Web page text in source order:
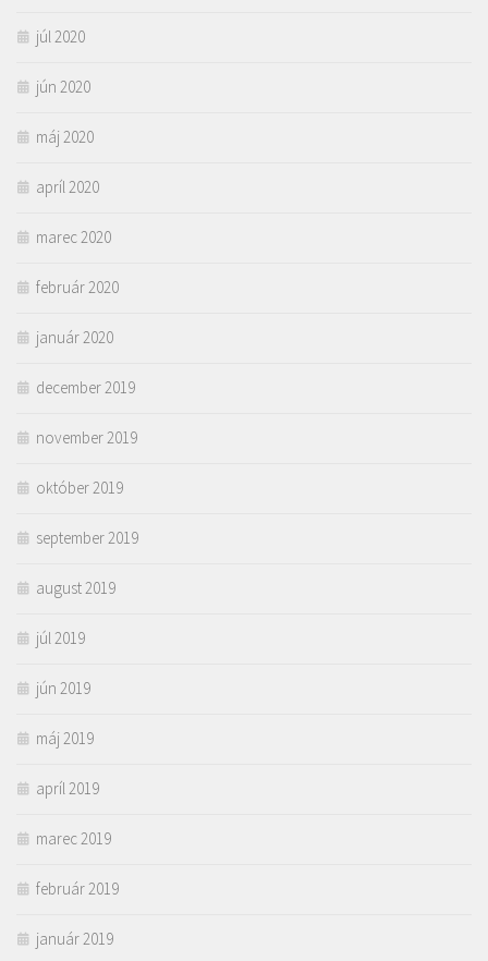
júl 2020
jún 2020
máj 2020
apríl 2020
marec 2020
február 2020
január 2020
december 2019
november 2019
október 2019
september 2019
august 2019
júl 2019
jún 2019
máj 2019
apríl 2019
marec 2019
február 2019
január 2019